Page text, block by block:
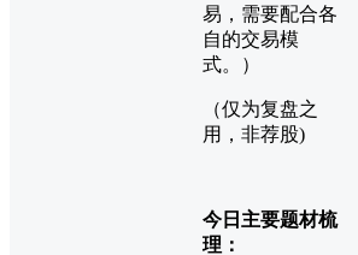
易，需要配合各
自的交易模
式。）
（仅为复盘之
用，非荐股)
今日主要题材梳
理：